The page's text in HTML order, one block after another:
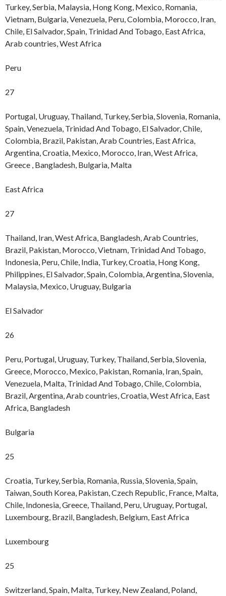
Turkey, Serbia, Malaysia, Hong Kong, Mexico, Romania,
Vietnam, Bulgaria, Venezuela, Peru, Colombia, Morocco, Iran,
Chile, El Salvador, Spain, Trinidad And Tobago, East Africa,
Arab countries, West Africa
Peru
27
Portugal, Uruguay, Thailand, Turkey, Serbia, Slovenia, Romania,
Spain, Venezuela, Trinidad And Tobago, El Salvador, Chile,
Colombia, Brazil, Pakistan, Arab Countries, East Africa,
Argentina, Croatia, Mexico, Morocco, Iran, West Africa,
Greece , Bangladesh, Bulgaria, Malta
East Africa
27
Thailand, Iran, West Africa, Bangladesh, Arab Countries,
Brazil, Pakistan, Morocco, Vietnam, Trinidad And Tobago,
Indonesia, Peru, Chile, India, Turkey, Croatia, Hong Kong,
Philippines, El Salvador, Spain, Colombia, Argentina, Slovenia,
Malaysia, Mexico, Uruguay, Bulgaria
El Salvador
26
Peru, Portugal, Uruguay, Turkey, Thailand, Serbia, Slovenia,
Greece, Morocco, Mexico, Pakistan, Romania, Iran, Spain,
Venezuela, Malta, Trinidad And Tobago, Chile, Colombia,
Brazil, Argentina, Arab countries, Croatia, West Africa, East
Africa, Bangladesh
Bulgaria
25
Croatia, Turkey, Serbia, Romania, Russia, Slovenia, Spain,
Taiwan, South Korea, Pakistan, Czech Republic, France, Malta,
Chile, Indonesia, Greece, Thailand, Peru, Uruguay, Portugal,
Luxembourg, Brazil, Bangladesh, Belgium, East Africa
Luxembourg
25
Switzerland, Spain, Malta, Turkey, New Zealand, Poland,